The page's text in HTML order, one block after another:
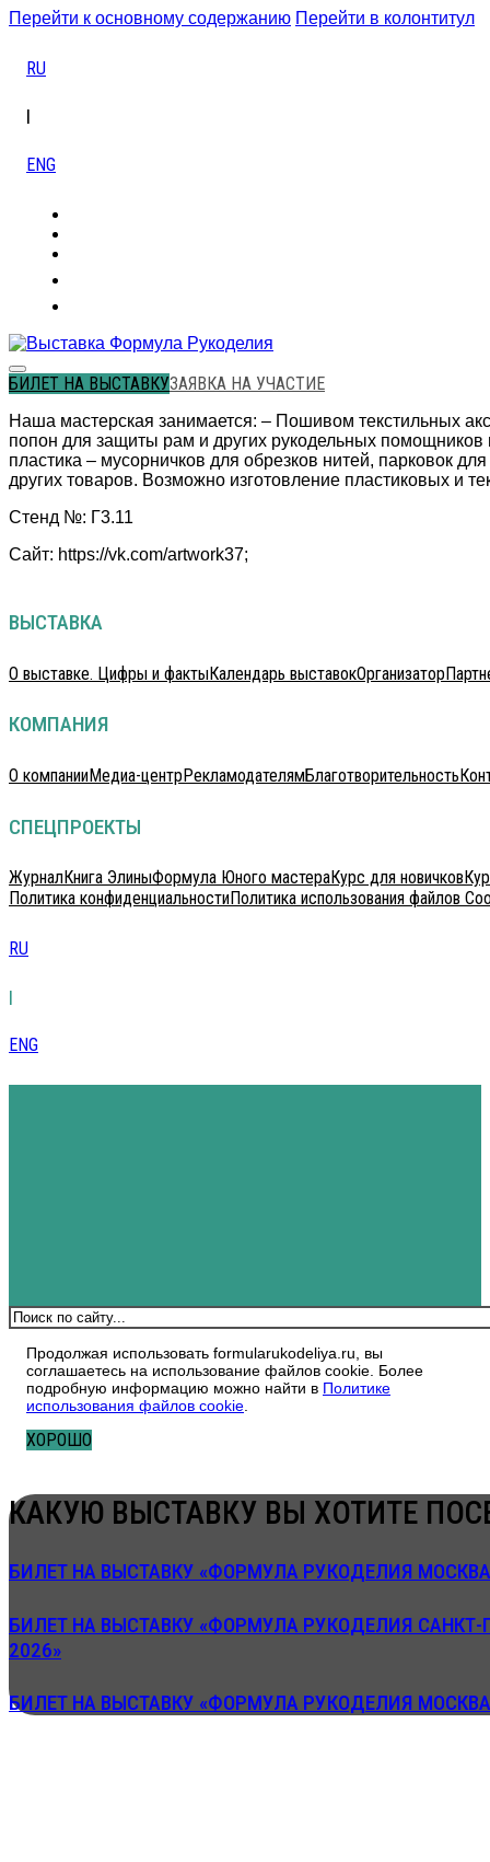
Перейти к основному содержанию Перейти в колонтитул
RU
ENG
БИЛЕТ НА ВЫСТАВКУЗАЯВКА НА УЧАСТИЕ
Наша мастерская занимается: – Пошивом текстильных
попон для защиты рам и других рукодельных помощников
пластика – мусорничков для обрезков нитей, парковок
других товаров. Возможно изготовление пластиковых и
Стенд №: Г3.11
Сайт: https://vk.com/artwork37;
ВЫСТАВКА
О выставке. Цифры и фактыКалендарь выставокОрганизатор
КОМПАНИЯ
О компанииМедиа-центрРекламодателямБлаготворительность
СПЕЦПРОЕКТЫ
ЖурналКнига ЭлиныФормула Юного мастераКурс для новичков
Политика конфиденциальностиПолитика использования файлов
RU
|
ENG
Поиск
Продолжая использовать formularukodeliya.ru, вы
соглашаетесь на использование файлов cookie. Более
подробную информацию можно найти в Политике
использования файлов cookie
ХОРОШО
КАКУЮ ВЫСТАВКУ ВЫ ХОТИТЕ
БИЛЕТ НА ВЫСТАВКУ «ФОРМУЛА РУКОДЕЛИЯ
БИЛЕТ НА ВЫСТАВКУ «ФОРМУЛА РУКОДЕЛИЯ САНКТ-
2026»
БИЛЕТ НА ВЫСТАВКУ «ФОРМУЛА РУКОДЕЛИЯ